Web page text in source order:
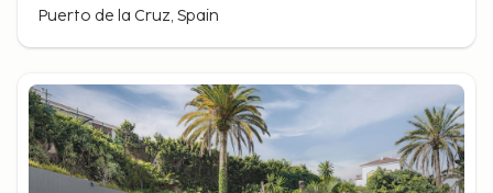
Puerto de la Cruz, Spain